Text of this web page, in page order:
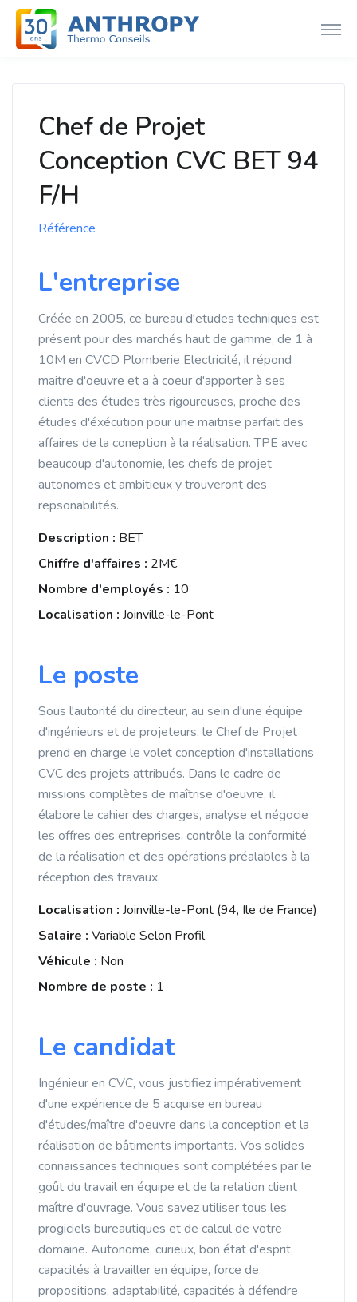
Chef de Projet
Conception CVC BET 94
F/H
Référence
L'entreprise
Créée en 2005, ce bureau d'etudes techniques est
présent pour des marchés haut de gamme, de 1 à
10M en CVCD Plomberie Electricité, il répond
maitre d'oeuvre et a à coeur d'apporter à ses
clients des études très rigoureuses, proche des
études d'éxécution pour une maitrise parfait des
affaires de la coneption à la réalisation. TPE avec
beaucoup d'autonomie, les chefs de projet
autonomes et ambitieux y trouveront des
repsonabilités.
Description : BET
Chiffre d'affaires : 2M€
Nombre d'employés : 10
Localisation : Joinville-le-Pont
Le poste
Sous l'autorité du directeur, au sein d'une équipe
d'ingénieurs et de projeteurs, le Chef de Projet
prend en charge le volet conception d'installations
CVC des projets attribués. Dans le cadre de
missions complètes de maîtrise d'oeuvre, il
élabore le cahier des charges, analyse et négocie
les offres des entreprises, contrôle la conformité
de la réalisation et des opérations préalables à la
réception des travaux.
Localisation : Joinville-le-Pont (94, Ile de France)
Salaire : Variable Selon Profil
Véhicule : Non
Nombre de poste : 1
Le candidat
Ingénieur en CVC, vous justifiez impérativement
d'une expérience de 5 acquise en bureau
d'études/maître d'oeuvre dans la conception et la
réalisation de bâtiments importants. Vos solides
connaissances techniques sont complétées par le
goût du travail en équipe et de la relation client
maître d'ouvrage. Vous savez utiliser tous les
progiciels bureautiques et de calcul de votre
domaine. Autonome, curieux, bon état d'esprit,
capacités à travailler en équipe, force de
propositions, adaptabilité, capacités à défendre